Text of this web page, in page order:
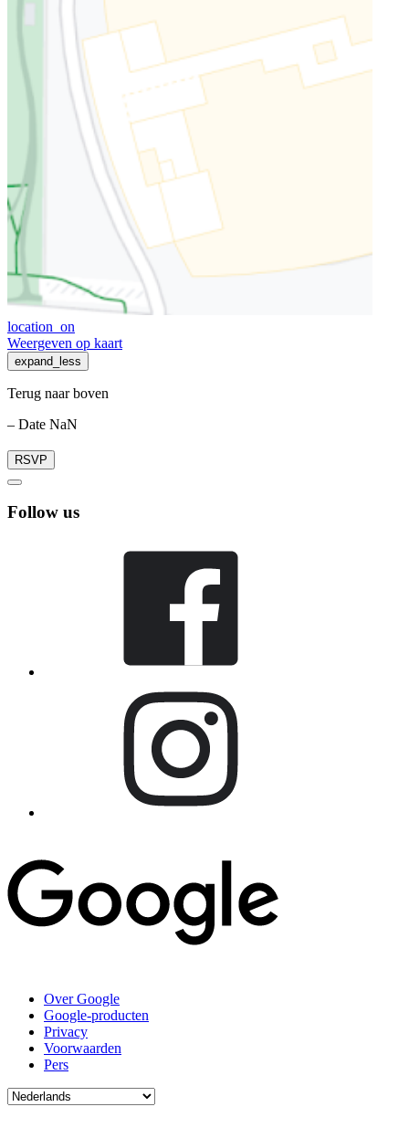
location_on
Weergeven op kaart
expand_less
Terug naar boven
– Date NaN
RSVP
Follow us
Over Google
Google-producten
Privacy
Voorwaarden
Pers